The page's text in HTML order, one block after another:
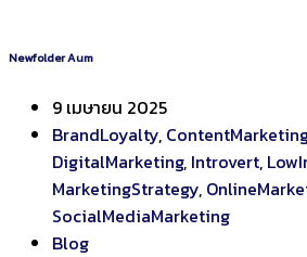
Newfolder Aum
9 เมษายน 2025
BrandLoyalty, ContentMarketing
DigitalMarketing, Introvert,
MarketingStrategy,
SocialMediaMarketing
Blog